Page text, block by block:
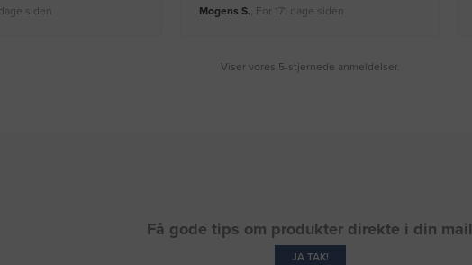
siden Mogens S., For 171 dage siden
Viser vores 5-stjernede anmeldelser.
Få gode tips om produkter direkte i din mail
JA TAK!